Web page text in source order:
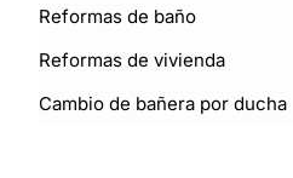
Reformas de baño
Reformas de vivienda
Cambio de bañera por ducha